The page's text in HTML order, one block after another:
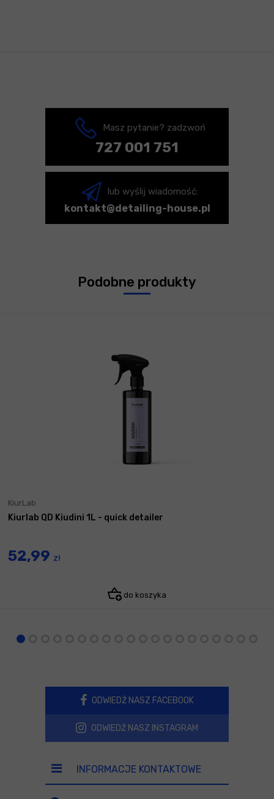
Masz pytanie? zadzwoń
727 001 751
lub wyślij wiadomość:
kontakt@detailing-house.pl
Podobne produkty
KiurLab
Kiurlab QD Kiudini 1L - quick detailer
52,99 zł
do koszyka
ODWIEDŹ NASZ FACEBOOK
ODWIEDŹ NASZ INSTAGRAM
INFORMACJE KONTAKTOWE